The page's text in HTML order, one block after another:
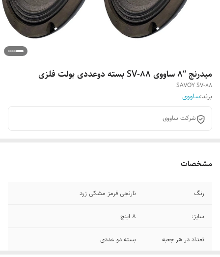
میدرنج “8 ساووی SV-88 بسته دوعددی بولت فلزی
SAVOY SV-88
برند:ساووی
شرکت ساووی
مشخصات
رنگ نارنجی قرمز مشکی زرد
سایز: 8 اینچ
تعداد در هر جعبه بسته دو عددی